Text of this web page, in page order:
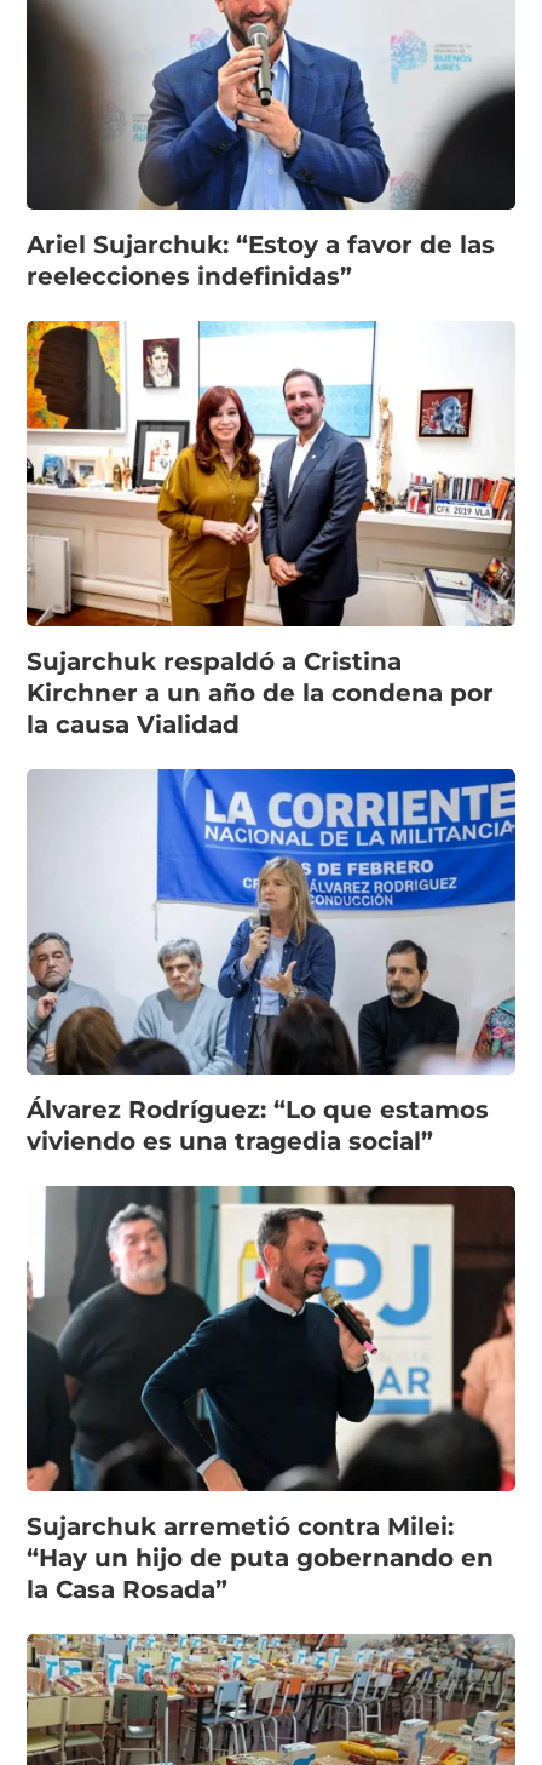
Ariel Sujarchuk: “Estoy a favor de las
reelecciones indefinidas”
Sujarchuk respaldó a Cristina
Kirchner a un año de la condena por
la causa Vialidad
Álvarez Rodríguez: “Lo que estamos
viviendo es una tragedia social”
Sujarchuk arremetió contra Milei:
“Hay un hijo de puta gobernando en
la Casa Rosada”